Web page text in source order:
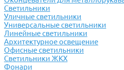
Светильники
Уличные светильники
Универсальные светильники
Линейные светильники
Архитектурное освещение
Офисные светильники
Светильники ЖКХ
Фонари